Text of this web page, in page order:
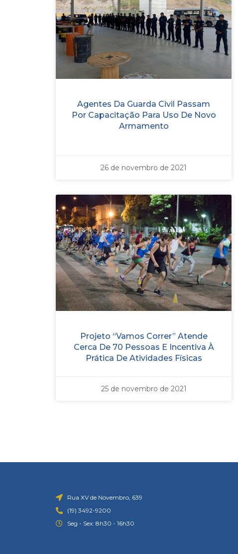
Agentes Da Guarda Civil Passam
Por Capacitação Para Uso De Novo
Armamento
26 de novembro de 2021
Projeto “Vamos Correr” Atende
Cerca De 70 Pessoas E Incentiva À
Prática De Atividades Físicas
25 de novembro de 2021
Rua XV de Novembro, 639
(19) 3492-9200
Seg - Sex: 8h30 - 16h30